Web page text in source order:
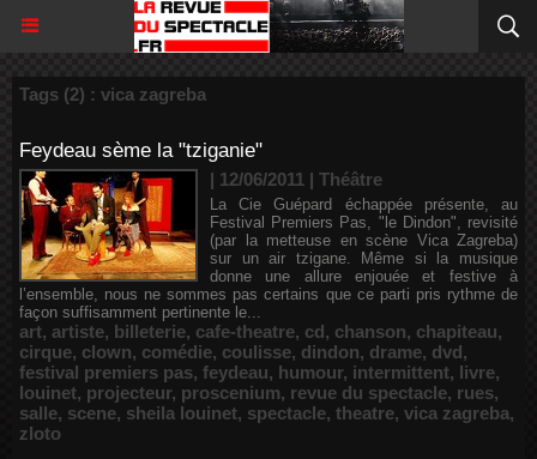
Tags (2) : vica zagreba
Feydeau sème la "tziganie"
| 12/06/2011 | Théâtre
La Cie Guépard échappée présente, au
Festival Premiers Pas, "le Dindon", revisité
(par la metteuse en scène Vica Zagreba)
sur un air tzigane. Même si la musique
donne une allure enjouée et festive à
l’ensemble, nous ne sommes pas certains que ce parti pris rythme de
façon suffisamment pertinente le...
art, artiste, billeterie, cafe-theatre, cd, chanson, chapiteau,
cirque, clown, comédie, coulisse, dindon, drame, dvd,
festival premiers pas, feydeau, humour, intermittent, livre,
louinet, projecteur, proscenium, revue du spectacle, rues,
salle, scene, sheila louinet, spectacle, theatre, vica zagreba,
zloto